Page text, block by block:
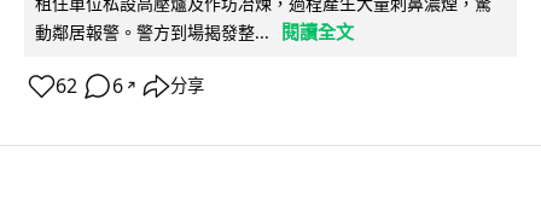
動鄰居報警。警方到場揭發整...
閱讀全文
62 6 ↗ 分享